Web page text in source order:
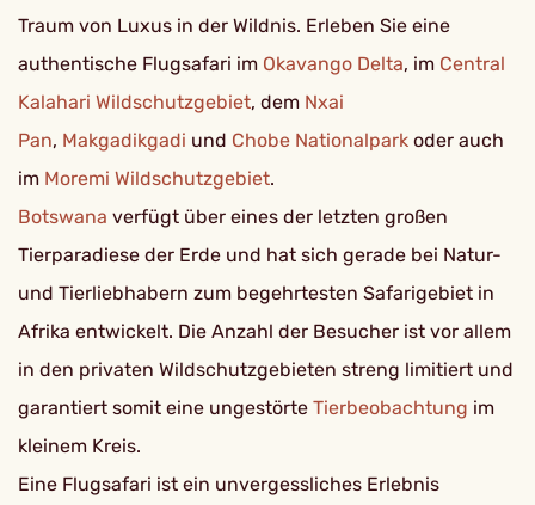
Traum von Luxus in der Wildnis. Erleben Sie eine
authentische Flugsafari im Okavango Delta, im Central
Kalahari Wildschutzgebiet, dem Nxai
Pan, Makgadikgadi und Chobe Nationalpark oder auch
im Moremi Wildschutzgebiet.
Botswana verfügt über eines der letzten großen
Tierparadiese der Erde und hat sich gerade bei Natur-
und Tierliebhabern zum begehrtesten Safarigebiet in
Afrika entwickelt. Die Anzahl der Besucher ist vor allem
in den privaten Wildschutzgebieten streng limitiert und
garantiert somit eine ungestörte Tierbeobachtung im
kleinem Kreis.
Eine Flugsafari ist ein unvergessliches Erlebnis